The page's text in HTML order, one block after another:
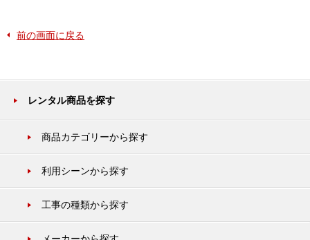
前の画面に戻る
レンタル商品を探す
商品カテゴリーから探す
利用シーンから探す
工事の種類から探す